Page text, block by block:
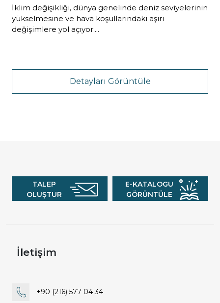
İklim değişikliği, dünya genelinde deniz seviyelerinin
yükselmesine ve hava koşullarındaki aşırı
değişimlere yol açıyor....
Detayları Görüntüle
TALEP
OLUŞTUR
E-KATALOGU
GÖRÜNTÜLE
İletişim
+90 (216) 577 04 34